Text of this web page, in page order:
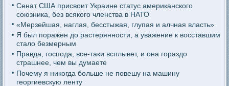
Сенат США присвоит Украине статус американского
союзника, без всякого членства в НАТО
«Мерзейшая, наглая, бесстыжая, глупая и алчная власть»
Я был поражен до растерянности, а уважение к восставшим
стало безмерным
Правда, господа, все-таки всплывет, и она гораздо
страшнее, чем вы думаете
Почему я никогда больше не повешу на машину
георгиевскую ленту